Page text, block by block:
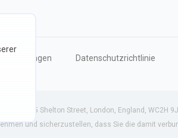
Datenschutzrichtlinie
| 71-75 Shelton Street, London, England, WC2H
und sicherzustellen, dass Sie die damit